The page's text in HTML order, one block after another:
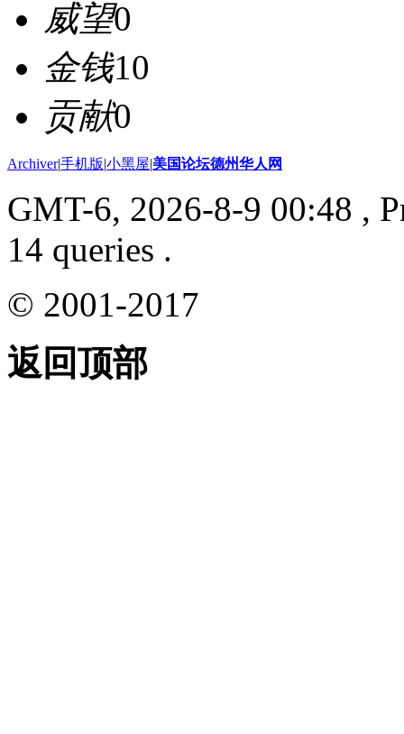
威望0
金钱10
贡献0
Archiver|手机版|小黑屋|美国论坛德州华人网
GMT-6, 2026-8-9 00:48 ,
14 queries .
© 2001-2017
返回顶部